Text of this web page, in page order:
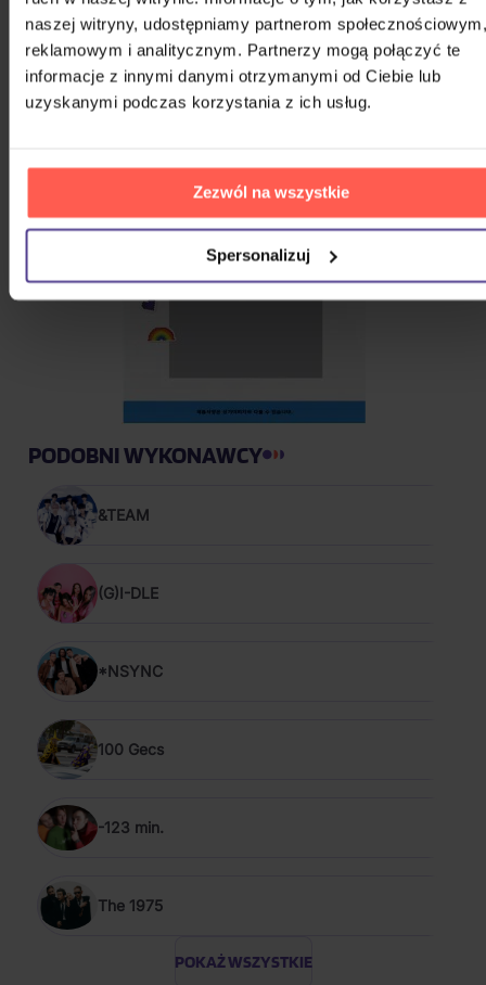
naszej witryny, udostępniamy partnerom społecznościowym,
reklamowym i analitycznym. Partnerzy mogą połączyć te
informacje z innymi danymi otrzymanymi od Ciebie lub
uzyskanymi podczas korzystania z ich usług.
Zezwól na wszystkie
Spersonalizuj
PODOBNI WYKONAWCY
&TEAM
(G)I-DLE
*NSYNC
100 Gecs
-123 min.
The 1975
POKAŻ WSZYSTKIE